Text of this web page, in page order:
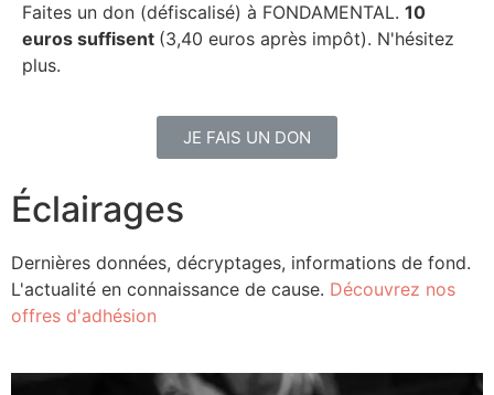
Faites un don (défiscalisé) à FONDAMENTAL. 10
euros suffisent (3,40 euros après impôt). N'hésitez
plus.
JE FAIS UN DON
Éclairages
Dernières données, décryptages, informations de fond.
L'actualité en connaissance de cause. Découvrez nos
offres d'adhésion